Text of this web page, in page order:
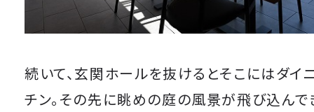
続いて、玄関ホールを抜けるとそこにはダイ
チン。その先に眺めの庭の風景が飛び込んで